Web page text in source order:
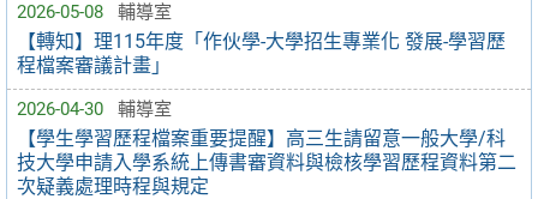
2026-05-08 輔導室
【轉知】理115年度「作伙學-大學招生專業化 發展-學習歷
程檔案審議計畫」
2026-04-30 輔導室
【學生學習歷程檔案重要提醒】高三生請留意一般大學/科
技大學申請入學系統上傳書審資料與檢核學習歷程資料第二
次疑義處理時程與規定